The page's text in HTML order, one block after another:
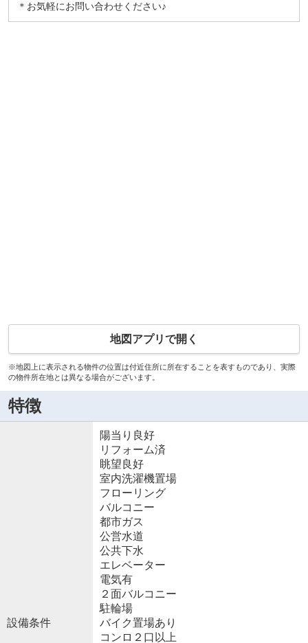
＊お気軽にお問い合わせください♪
地図アプリで開く
※地図上に表示される物件の位置は付近住所に所在することを表すものであり、実際
の物件所在地とは異なる場合がございます。
特徴
設備条件
陽当り良好
リフォーム済
眺望良好
室内洗濯機置場
フローリング
バルコニー
都市ガス
公営水道
公共下水
エレベーター
電気有
２面バルコニー
駐輪場
バイク置場あり
コンロ２口以上